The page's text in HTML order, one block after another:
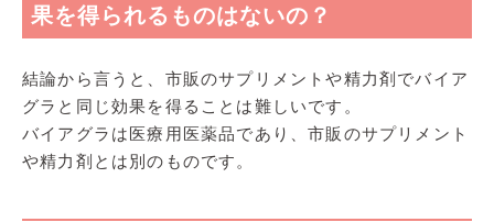
果を得られるものはないの？
結論から言うと、市販のサプリメントや精力剤でバイア
グラと同じ効果を得ることは難しいです。
バイアグラは医療用医薬品であり、市販のサプリメント
や精力剤とは別のものです。